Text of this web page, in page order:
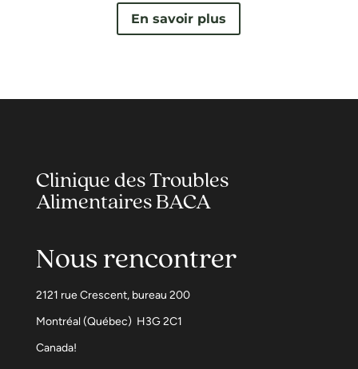
En savoir plus
Clinique des Troubles
Alimentaires BACA
Nous rencontrer
2121 rue Crescent, bureau 200
Montréal (Québec) H3G 2C1
Canada!